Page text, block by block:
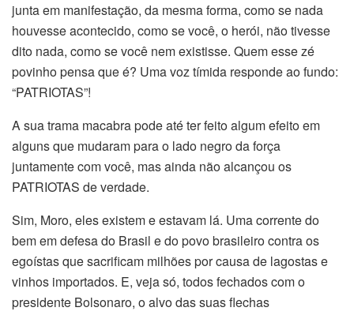
junta em manifestação, da mesma forma, como se nada
houvesse acontecido, como se você, o herói, não tivesse
dito nada, como se você nem existisse. Quem esse zé
povinho pensa que é? Uma voz tímida responde ao fundo:
“PATRIOTAS”!
A sua trama macabra pode até ter feito algum efeito em
alguns que mudaram para o lado negro da força
juntamente com você, mas ainda não alcançou os
PATRIOTAS de verdade.
Sim, Moro, eles existem e estavam lá. Uma corrente do
bem em defesa do Brasil e do povo brasileiro contra os
egoístas que sacrificam milhões por causa de lagostas e
vinhos importados. E, veja só, todos fechados com o
presidente Bolsonaro, o alvo das suas flechas